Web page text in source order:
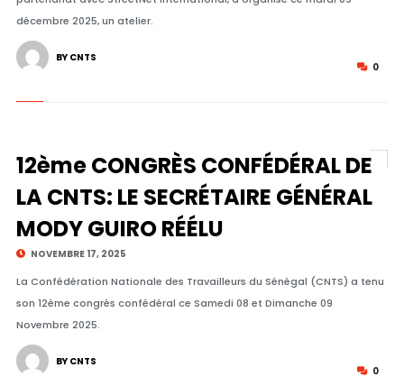
décembre 2025, un atelier.
0
BY CNTS
12ème CONGRÈS CONFÉDÉRAL DE
LA CNTS: LE SECRÉTAIRE GÉNÉRAL
MODY GUIRO RÉÉLU
NOVEMBRE 17, 2025
La Confédération Nationale des Travailleurs du Sénégal (CNTS) a tenu
son 12ème congrès confédéral ce Samedi 08 et Dimanche 09
Novembre 2025.
0
BY CNTS